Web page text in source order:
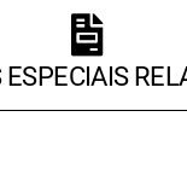
ESPECIAIS